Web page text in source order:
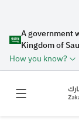
A government
Kingdom of
How you know?